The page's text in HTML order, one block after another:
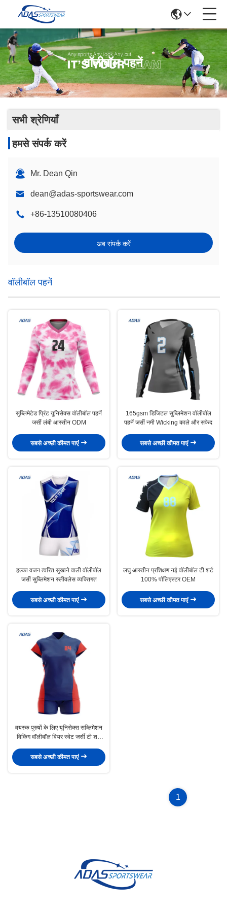
वॉलीबॉल पहनें
सभी श्रेणियाँ
हमसे संपर्क करें
Mr. Dean Qin
dean@adas-sportswear.com
+86-13510080406
अब संपर्क करें
वॉलीबॉल पहनें
सुब्लिमेटेड प्रिंट यूनिसेक्स वॉलीबॉल पहनें
जर्सी लंबी आस्तीन ODM
सबसे अच्छी कीमत पाएं
165gsm डिजिटल सुब्लिमेशन वॉलीबॉल
पहनें जर्सी नमी Wicking काले और सफेद
सबसे अच्छी कीमत पाएं
हल्का वजन त्वरित सुखाने वाली वॉलीबॉल
जर्सी सुब्लिमेशन स्लीवलेस व्यक्तिगत
सबसे अच्छी कीमत पाएं
लघु आस्तीन प्रशिक्षण नई वॉलीबॉल टी शर्ट
100% पॉलिएस्टर OEM
सबसे अच्छी कीमत पाएं
वयस्क पुरुषों के लिए यूनिसेक्स सब्लिमेशन
विकिंग वॉलीबॉल वियर स्वेट जर्सी टी शर्ट
सबसे अच्छी कीमत पाएं
1